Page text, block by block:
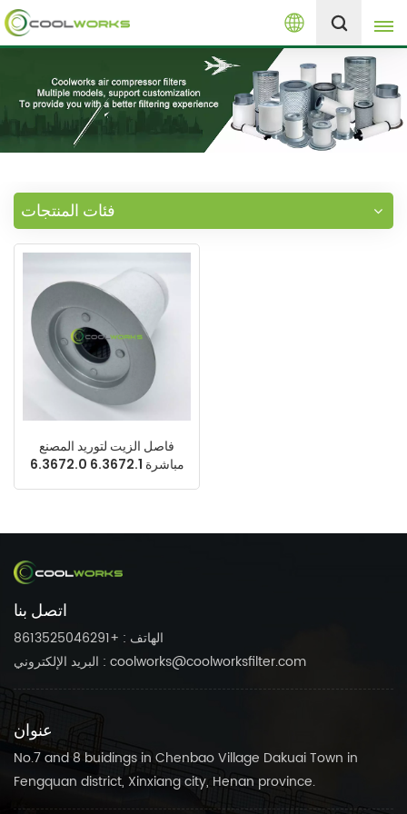
العربية
English
español
العربية
русский
+8613525046291
فئات المنتجات
فاصل الزيت لتوريد المصنع
مباشرة 6.3672.1 6.3672.0
اتصل بنا
الهاتف : +8613525046291
البريد الإلكتروني : coolworks@coolworksfilter.com
عنوان
No.7 and 8 buidings in Chenbao Village Dakuai Town in
Fengquan district, Xinxiang city, Henan province.